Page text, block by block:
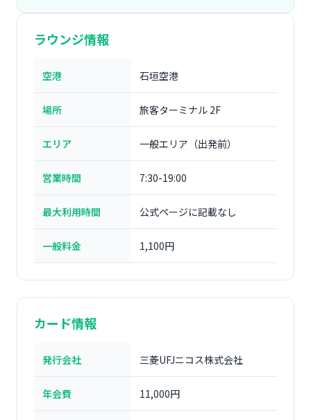
ラウンジ情報
空港 石垣空港
場所 旅客ターミナル 2F
エリア 一般エリア（出発前）
営業時間 7:30-19:00
最大利用時間 公式ページに記載なし
一般料金 1,100円
カード情報
発行会社 三菱UFJニコス株式会社
年会費 11,000円